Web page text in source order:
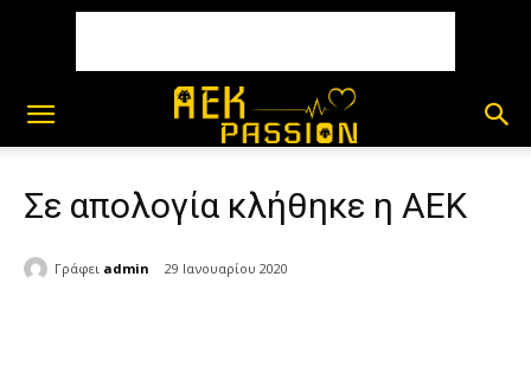
Σε απολογία κλήθηκε η ΑΕΚ
Γράφει admin 29 Ιανουαρίου 2020